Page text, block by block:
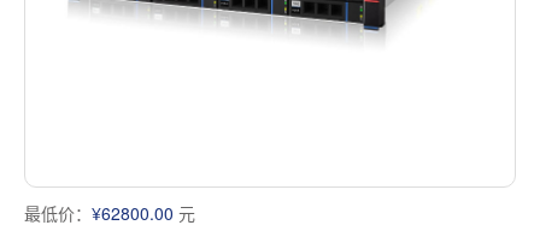
最低价： ¥62800.00 元